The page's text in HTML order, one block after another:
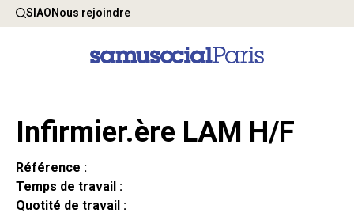
SIAONous rejoindre
Infirmier.ère LAM H/F
Référence :
Temps de travail :
Quotité de travail :